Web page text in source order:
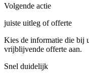
Volgende actie
juiste uitleg of offerte
Kies de informatie die bij
vrijblijvende offerte aan.
Snel duidelijk